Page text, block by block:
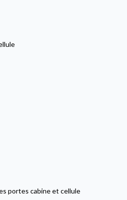
portes cabine et cellule